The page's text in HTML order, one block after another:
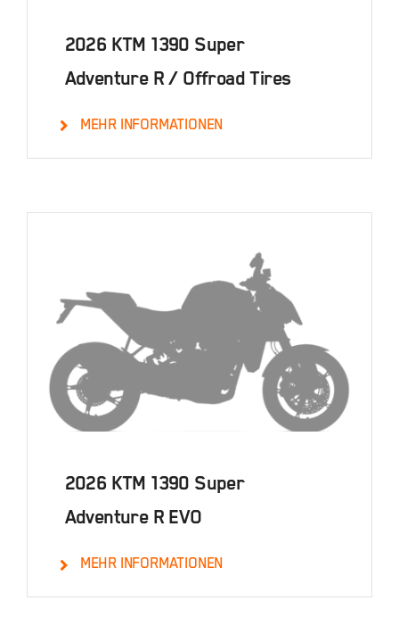
2026 KTM 1390 Super
Adventure R / Offroad Tires
MEHR INFORMATIONEN
2026 KTM 1390 Super
Adventure R EVO
MEHR INFORMATIONEN